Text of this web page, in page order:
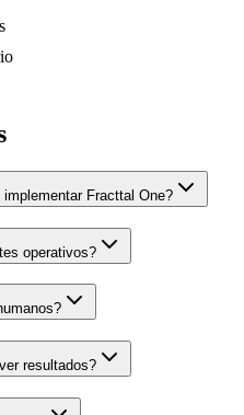
Fracttal One?
operativos?
resultados?